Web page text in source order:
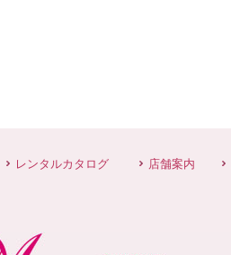
レンタルカタログ 店舗案内